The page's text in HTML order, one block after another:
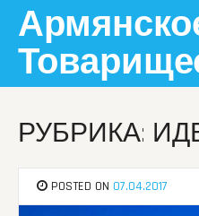
content
РУБРИКА:
POSTED ON 07.04.2017